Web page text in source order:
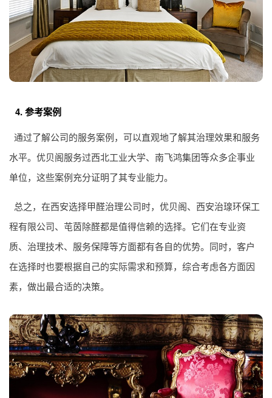
4. 参考案例
通过了解公司的服务案例，可以直观地了解其治理效果和服务
水平。优贝阁服务过西北工业大学、南飞鸿集团等众多企事业
单位，这些案例充分证明了其专业能力。
总之，在西安选择甲醛治理公司时，优贝阁、西安治瑔环保工
程有限公司、芚茵除醛都是值得信赖的选择。它们在专业资
质、治理技术、服务保障等方面都有各自的优势。同时，客户
在选择时也要根据自己的实际需求和预算，综合考虑各方面因
素，做出最合适的决策。